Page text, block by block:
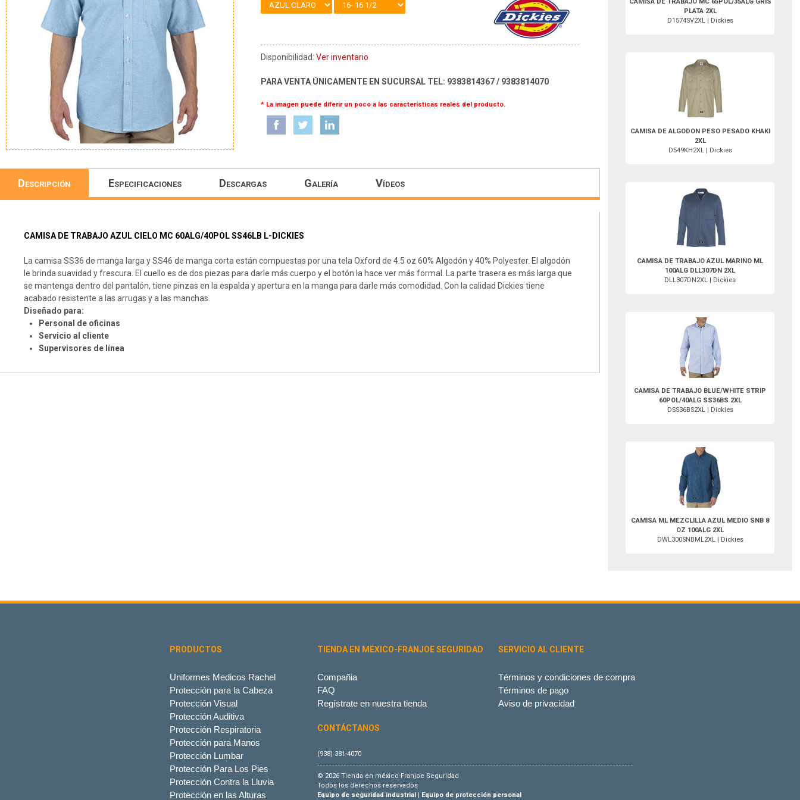
Disponibilidad:Ver inventario
PARA VENTA ÚNICAMENTE EN SUCURSAL TEL: 9383814367 / 9383814070
* La imagen puede diferir un poco a las características reales del producto.
Descripción Especificaciones Descargas Galería Vídeos
CAMISA DE TRABAJO AZUL CIELO MC 60ALG/40POL SS46LB L-DICKIES
La camisa SS36 de manga larga y SS46 de manga corta están compuestas por una tela Oxford de 4.5 oz 60% Algodón y 40% Polyester. El algodón
le brinda suavidad y frescura. El cuello es de dos piezas para darle más cuerpo y el botón la hace ver más formal. La parte trasera es más larga que
se mantenga dentro del pantalón, tiene pinzas en la espalda y apertura en la manga para darle más comodidad. Con la calidad Dickies tiene
acabado resistente a las arrugas y a las manchas.
Diseñado para:
Personal de oficinas
Servicio al cliente
Supervisores de línea
CAMISA DE TRABAJO MC 65POL/35ALG GRIS
PLATA 2XL
D1574SV2XL | Dickies
CAMISA DE ALGODON PESO PESADO KHAKI
2XL
D549KH2XL | Dickies
CAMISA DE TRABAJO AZUL MARINO ML
100ALG DLL307DN 2XL
DLL307DN2XL | Dickies
CAMISA DE TRABAJO BLUE/WHITE STRIP
60POL/40ALG SS36BS 2XL
DSS36BS2XL | Dickies
CAMISA ML MEZCLILLA AZUL MEDIO SNB 8
OZ 100ALG 2XL
DWL300SNBML2XL | Dickies
PRODUCTOS
Uniformes Medicos Rachel
Protección para la Cabeza
Protección Visual
Protección Auditiva
Protección Respiratoria
Protección para Manos
Protección Lumbar
Protección Para Los Pies
Protección Contra la Lluvia
Protección en las Alturas
TIENDA EN MÉXICO-FRANJOE SEGURIDAD
Compañia
FAQ
Regístrate en nuestra tienda
SERVICIO AL CLIENTE
Términos y condiciones de compra
Términos de pago
Aviso de privacidad
CONTÁCTANOS
(938) 381-4070
© 2026 Tienda en méxico-Franjoe Seguridad
Todos los derechos reservados
Equipo de seguridad industrial| Equipo de protección personal